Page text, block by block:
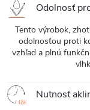
Odolnosť
Tento výrobok,
odolnosťou proti
vzhľad a plnú
Nutnosť